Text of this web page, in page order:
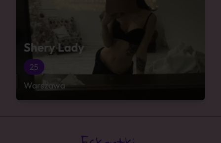
Shery Lady
25
Warszawa